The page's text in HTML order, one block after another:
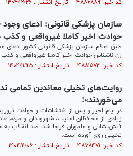
کد خبر: ۴۸۸۶۸۸۹ تاریخ انتشار : ۱۴۰۴/۱۲/۲۶
حوادث اخیر کاملا غیرواقعی و
زن ناشناس حوادث اخیر کاملا غیرواقعی و
کد خبر: ۴۸۸۱۵۷۳ تاریخ انتشار : ۱۴۰۴/۱۱/۲۵
روایت‌های تخیلی معاندین تمامی
می‌خوردند»!
در ایام اخیر و پس از اغتشاشات و حوادث
زیادی از محافظان امنیت، شهروندان و مردم
آتش‌نشانی و ماموران فراجا شد، ضد انقلاب
تخیلی روی آورده است.
کد خبر: ۴۸۷۸۴۷۱ تاریخ انتشار : ۱۴۰۴/۱۱/۰۶